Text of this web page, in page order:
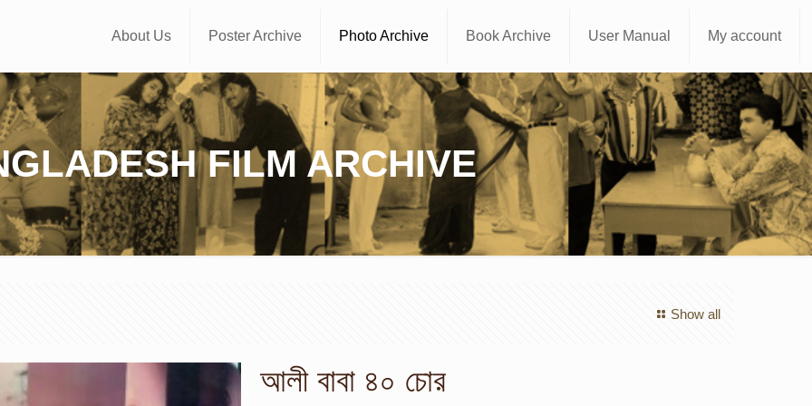
About Us Poster Archive Photo Archive Book Archive User Manual My account
FILM ARCHIVE
Show all
আলী বাবা ৪০ চোর